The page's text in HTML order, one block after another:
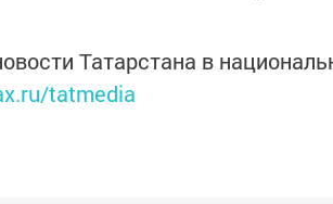
Татарстана в
tatmedia